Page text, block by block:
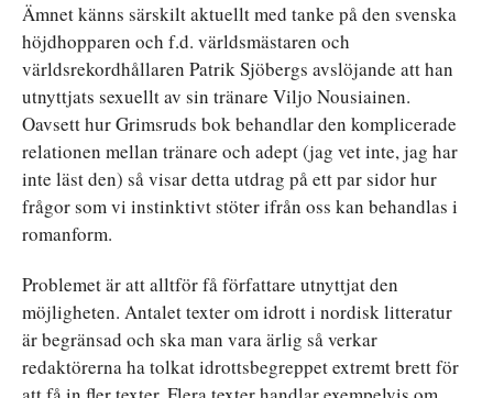
Ämnet känns särskilt aktuellt med tanke på den svenska
höjdhopparen och f.d. världsmästaren och
världsrekordhållaren Patrik Sjöbergs avslöjande att han
utnyttjats sexuellt av sin tränare Viljo Nousiainen.
Oavsett hur Grimsruds bok behandlar den komplicerade
relationen mellan tränare och adept (jag vet inte, jag har
inte läst den) så visar detta utdrag på ett par sidor hur
frågor som vi instinktivt stöter ifrån oss kan behandlas i
romanform.
Problemet är att alltför få författare utnyttjat den
möjligheten. Antalet texter om idrott i nordisk litteratur
är begränsad och ska man vara ärlig så verkar
redaktörerna ha tolkat idrottsbegreppet extremt brett för